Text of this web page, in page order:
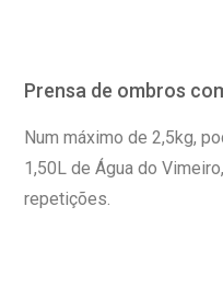
Prensa de ombros
Num máximo de 2,5kg,
1,50L de Água do
repetições.